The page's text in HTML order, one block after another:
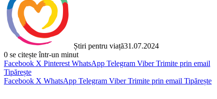
Știri pentru viață31.07.2024
0 se citește într-un minut
Facebook X Pinterest WhatsApp Telegram Viber Trimite prin email
Tipărește
Facebook X WhatsApp Telegram Viber Trimite prin email Tipărește